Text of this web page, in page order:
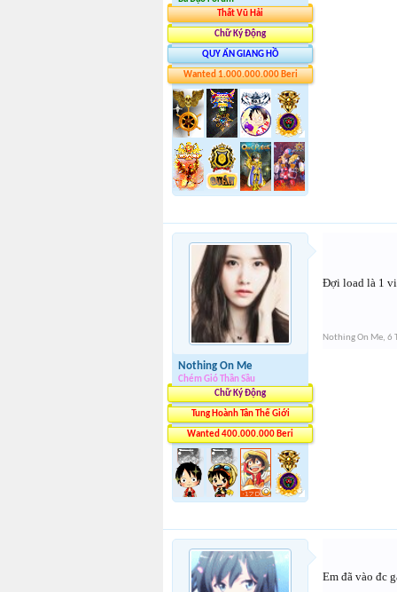
Thất Vũ Hải
Chữ Ký Động
QUY ẨN GIANG HỒ
Wanted 1.000.000.000 Beri
Nothing On Me
Chém Gió Thần Sầu
Chữ Ký Động
Tung Hoành Tân Thế Giới
Wanted 400.000.000 Beri
Đợi load là 1
Nothing On Me, 6
Em đã vào đc